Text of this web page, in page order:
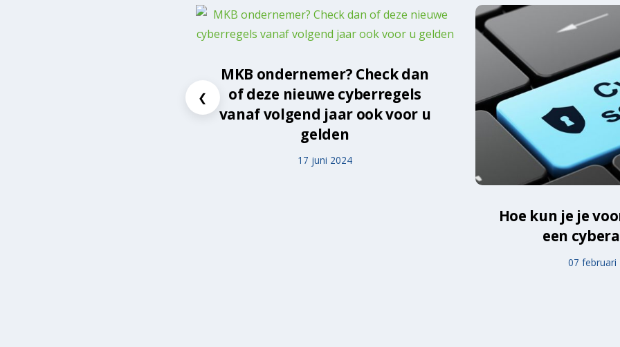
❮
MKB ondernemer? Check dan
of deze nieuwe cyberregels
vanaf volgend jaar ook voor u
gelden
17 juni 2024
Hoe kun je je
een
07 februari